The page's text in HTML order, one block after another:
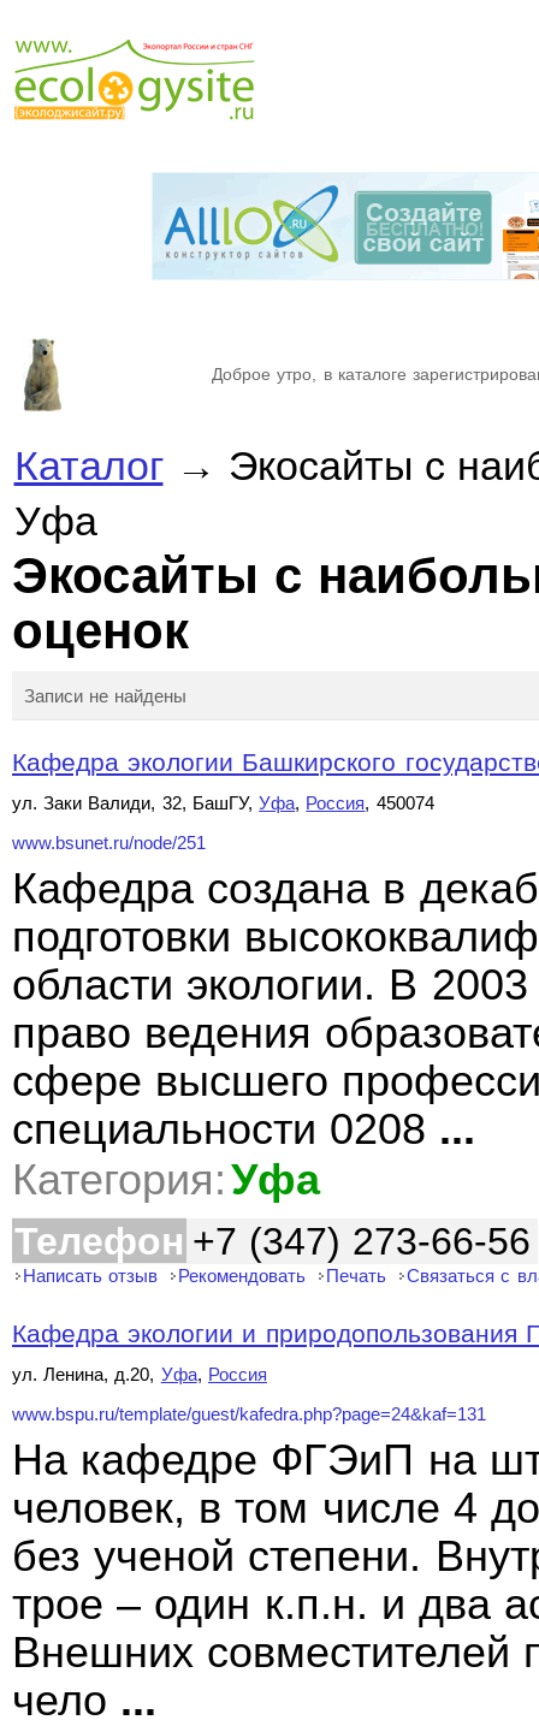
Доброе утро, в каталоге
Каталог→ Экосайты с
Уфа
Экосайты с
оценок
Записи не найдены
Кафедра экологии Башкирского
ул. Заки Валиди, 32, БашГУ,Уфа, Россия, 450074
www.bsunet.ru/node/251
Кафедра создана в
подготовки
области экологии. В
право ведения
сфере высшего
специальности 0208 ...
Категория:Уфа
Телефон +7 (347) 273-66-56
Написать отзыв Рекомендовать Печать Связаться с
Кафедра экологии и
ул. Ленина, д.20, Уфа, Россия
www.bspu.ru/template/guest/kafedra.php?page=24&kaf=131
На кафедре ФГЭиП на
человек, в том числе 4
без ученой степени.
трое – один к.п.н. и два
Внешних совместителей
чело ...